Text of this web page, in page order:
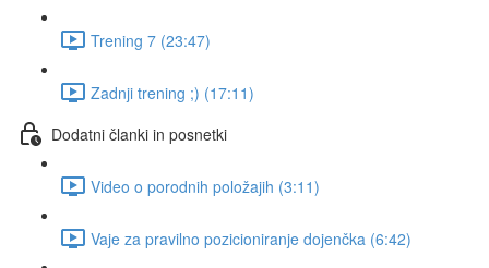
Trening 7 (23:47)
Zadnji trening ;) (17:11)
Dodatni članki in posnetki
Video o porodnih položajih (3:11)
Vaje za pravilno pozicioniranje dojenčka (6:42)